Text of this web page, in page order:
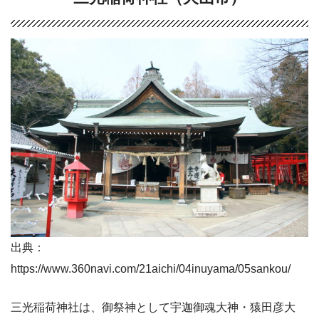
出典：
https://www.360navi.com/21aichi/04inuyama/05sankou/
三光稲荷神社は、御祭神として宇迦御魂大神・猿田彦大